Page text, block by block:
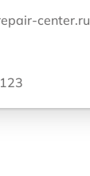
center.ru